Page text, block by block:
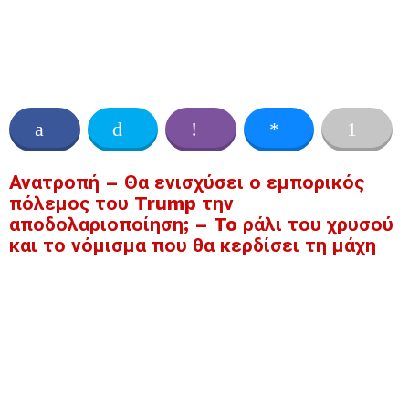
Ανατροπή – Θα ενισχύσει ο εμπορικός
πόλεμος του Trump την
αποδολαριοποίηση; – To ράλι του χρυσού
και το νόμισμα που θα κερδίσει τη μάχη